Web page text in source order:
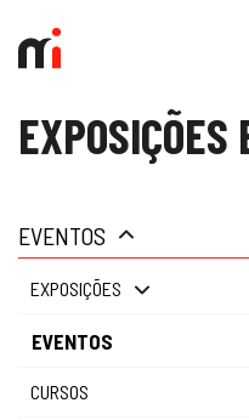
EXPOSIÇÕES
EVENTOS
EXPOSIÇÕES
EVENTOS
CURSOS